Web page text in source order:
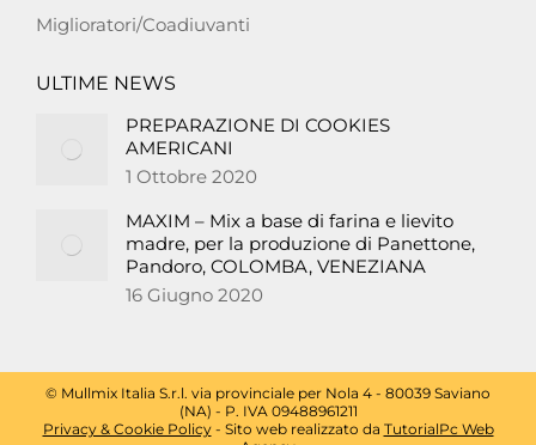
Miglioratori/Coadiuvanti
ULTIME NEWS
PREPARAZIONE DI COOKIES
AMERICANI
1 Ottobre 2020
MAXIM – Mix a base di farina e lievito
madre, per la produzione di Panettone,
Pandoro, COLOMBA, VENEZIANA
16 Giugno 2020
© Mullmix Italia S.r.l. via provinciale per Nola 4 - 80039 Saviano
(NA) - P. IVA 09488961211
Privacy & Cookie Policy- Sito web realizzato da TutorialPc Web